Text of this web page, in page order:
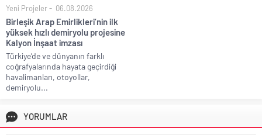
Yeni Projeler 06.08.2026
Birleşik Arap Emirlikleri’nin ilk
yüksek hızlı demiryolu projesine
Kalyon İnşaat imzası
Türkiye’de ve dünyanın farklı
coğrafyalarında hayata geçirdiği
havalimanları, otoyollar,
demiryolu...
YORUMLAR